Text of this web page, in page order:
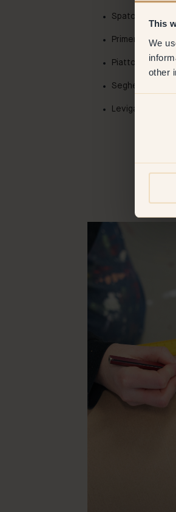
This
We
other
Selection
Spatola per
Primer
Piatto –
Seghetto e
Levigatrice e